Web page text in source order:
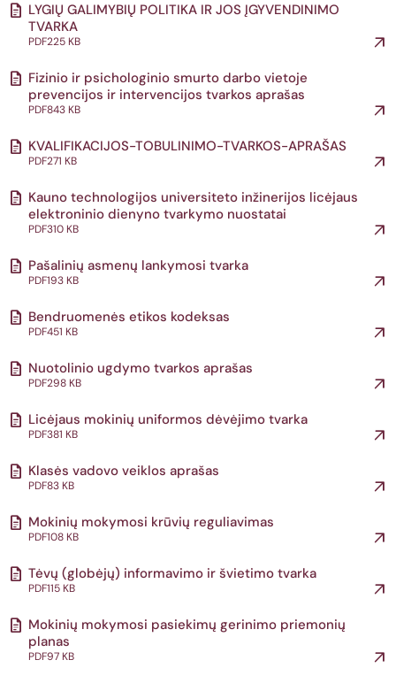
LYGIŲ GALIMYBIŲ POLITIKA IR JOS ĮGYVENDINIMO
TVARKA
PDF225 KB
Fizinio ir psichologinio smurto darbo vietoje
prevencijos ir intervencijos tvarkos aprašas
PDF843 KB
KVALIFIKACIJOS-TOBULINIMO-TVARKOS-APRAŠAS
PDF271 KB
Kauno technologijos universiteto inžinerijos licėjaus
elektroninio dienyno tvarkymo nuostatai
PDF310 KB
Pašalinių asmenų lankymosi tvarka
PDF193 KB
Bendruomenės etikos kodeksas
PDF451 KB
Nuotolinio ugdymo tvarkos aprašas
PDF298 KB
Licėjaus mokinių uniformos dėvėjimo tvarka
PDF381 KB
Klasės vadovo veiklos aprašas
PDF83 KB
Mokinių mokymosi krūvių reguliavimas
PDF108 KB
Tėvų (globėjų) informavimo ir švietimo tvarka
PDF115 KB
Mokinių mokymosi pasiekimų gerinimo priemonių
planas
PDF97 KB